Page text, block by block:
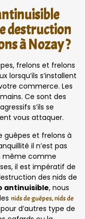
destruction
à Nozay ?
frelons et frelons
lorsqu’ils s’installent
commerce. Les
Ce sont des
s’ils se
vous attaquer.
guêpes et frelons à
il n’est pas
même comme
il est impératif de
des nids de
antinuisible, nous
nids de guêpes, nids de
d’autres type de